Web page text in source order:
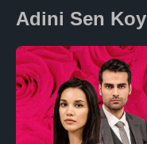
Adini Sen Koy